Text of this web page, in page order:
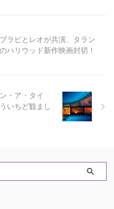
ブラピとレオが共演、タラン
ハリウッド新作映画封切！
・ア・タイ
いちど観まし